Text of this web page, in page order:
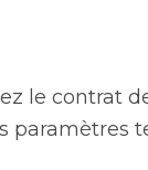
le contrat
paramètres